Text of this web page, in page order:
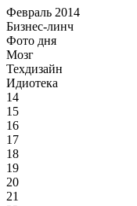
Февраль 2014
Бизнес-линч
Фото дня
Мозг
Техдизайн
Идиотека
14
15
16
17
18
19
20
21